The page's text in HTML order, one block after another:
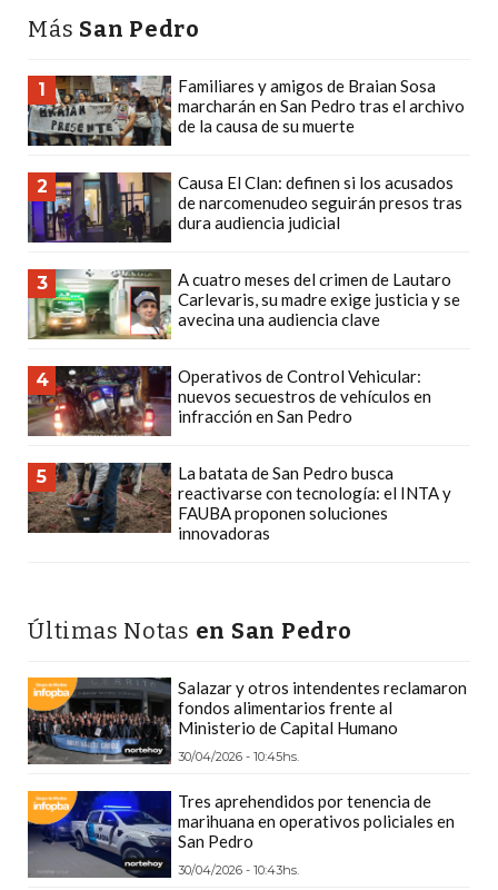
Y
ENTRENO
CON
ASESORAMIENTO
PROFESIONAL
QUÉ
ES
Y
CÓMO
CREAR
TIENDAS
ONLINE
CON
PEDIDOS
POR
GRATIS
ARGENTINA:
CHANGUITO.COM.AR
VS
PLATAFORMAS
DE
VENTA
Más San Pedro
1
Familiares y amigos de Braian Sosa
marcharán en San Pedro tras el archivo
de la causa de su muerte
2
Causa El Clan: definen si los acusados
de narcomenudeo seguirán presos tras
dura audiencia judicial
3
A cuatro meses del crimen de Lautaro
Carlevaris, su madre exige justicia y se
avecina una audiencia clave
4
Operativos de Control Vehicular:
nuevos secuestros de vehículos en
infracción en San Pedro
5
La batata de San Pedro busca
reactivarse con tecnología: el INTA y
FAUBA proponen soluciones
innovadoras
Últimas Notas en San Pedro
Salazar y otros intendentes reclamaron
fondos alimentarios frente al
Ministerio de Capital Humano
30/04/2026 - 10:45hs.
Tres aprehendidos por tenencia de
marihuana en operativos policiales en
San Pedro
30/04/2026 - 10:43hs.